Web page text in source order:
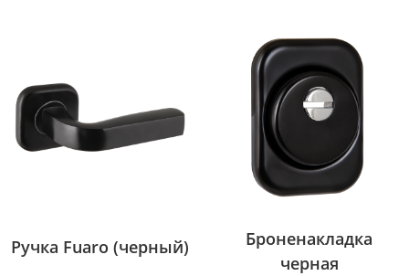
Ручка Fuaro (черный)
Броненакладка
черная